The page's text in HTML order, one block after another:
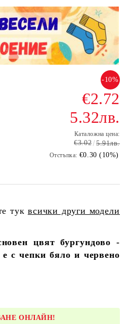
-10%
€2.72
5.32лв.
Каталожна цена:
€3.02 5.91лв.
Отстъпка: €0.30 (10%)
тук всички други модели
цвят бургундово -
с чепки бяло и червено
ОНЛАЙН!